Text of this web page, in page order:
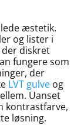
æstetik.
og lister i
diskret
fungere som
der
LVT gulve og
Uanset
kontrastfarve,
løsning.